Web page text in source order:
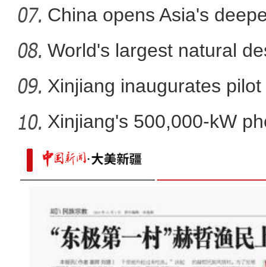
China opens Asia's
World's largest natural
Xinjiang inaugurates
Xinjiang's 500,000-kW
pro